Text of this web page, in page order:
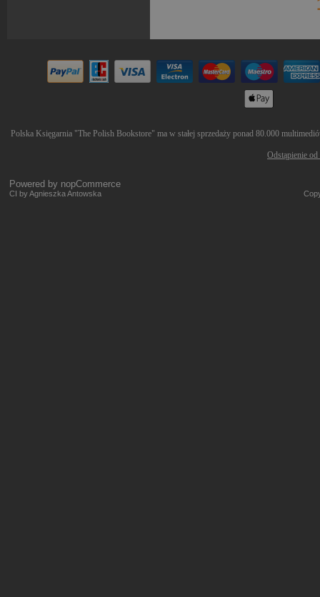
Polska Księgarnia "The Polish Bookstore" ma w stałej sprzedaży ponad 80.000
Odstąpienie
Powered by nopCommerce
CI by Agnieszka Antowska